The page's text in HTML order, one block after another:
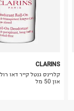
CLARINS
קלרינס גנטל קייר דאו רול
און 50 מל